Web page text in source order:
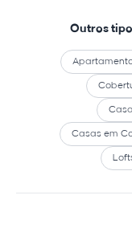
Outros
Casas em